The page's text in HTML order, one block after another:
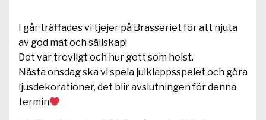
I går träffades vi tjejer på Brasseriet för att njuta
av god mat och sällskap!
Det var trevligt och hur gott som helst.
Nästa onsdag ska vi spela julklappsspelet och göra
ljusdekorationer, det blir avslutningen för denna
termin